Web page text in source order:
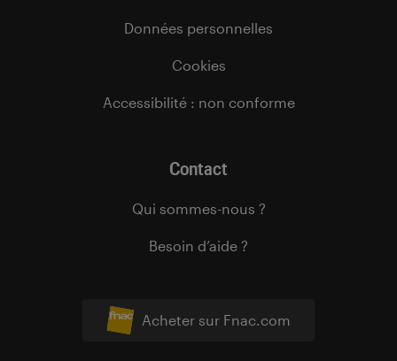
Acheter sur Fnac.com
Données personnelles
Cookies
Accessibilité : non conforme
Contact
Qui sommes-nous ?
Besoin d’aide ?